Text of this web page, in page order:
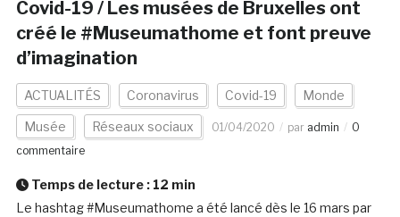
Covid-19 / Les musées de Bruxelles ont
créé le #Museumathome et font preuve
d’imagination
ACTUALITÉS Coronavirus Covid-19 Monde
Musée Réseaux sociaux 01/04/2020 par admin
0
commentaire
Temps de lecture : 12 min
Le hashtag #Museumathome a été lancé dès le 16 mars par